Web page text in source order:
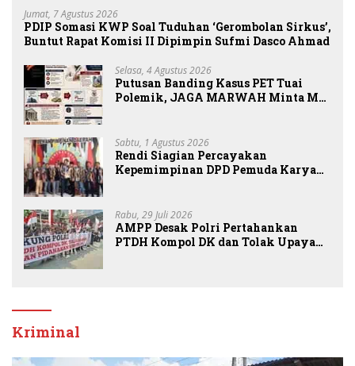
Jumat, 7 Agustus 2026
PDIP Somasi KWP Soal Tuduhan ‘Gerombolan Sirkus’,
Buntut Rapat Komisi II Dipimpin Sufmi Dasco Ahmad
Selasa, 4 Agustus 2026
Putusan Banding Kasus PET Tuai
Polemik, JAGA MARWAH Minta MA
Sabtu, 1 Agustus 2026
Rendi Siagian Percayakan
Kepemimpinan DPD Pemuda Karya
Rabu, 29 Juli 2026
AMPP Desak Polri Pertahankan
PTDH Kompol DK dan Tolak Upaya
Kriminal